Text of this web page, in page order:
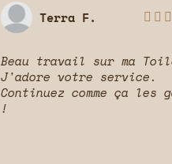
Terra F.   
Beau travail sur ma
J'adore votre service.
Continuez comme ça les
!